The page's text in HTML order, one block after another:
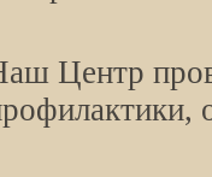
Центр